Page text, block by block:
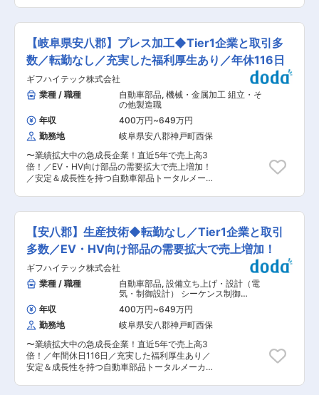
バラシの図面から担当して経験を積み、長期的に
構想設計をお任せする予定です。 （入社時のご経
験によってはすぐに構想設計をお任せする場合も
あります） ※経験に合わせて、構想設計レベルの
社員3名がスキルアップサポートを行います。 ■
具体的には： ・技術営業が顧客先の技術部門と打
ち合わせた要望に基づき、図面の設計を行いま
す。 ・状況に応じて。技術営業と一緒に顧客先と
打ち合わせ、技術者同士で提案やすり合わせを行
うケースもあります。 ■使用ツール： Auto
CAD、iCAD ■当ポジションの魅力： 【同じもの
は1つもない、飽きないものづくり】 当社が手掛
ける専用設備機械は2つとして同じものはなく、
顧客要望に沿った完全フルカスタマイズです。
様々な機械に携わるチャンスがあり、常に、営
業、設計、製造の各部署と連携して、世の中に1
げる取り組みを実施中】 景気に左右される賞与の
割合を減らし、基本給を上げる取り組みにより昨
年度より実施しており、給与水準を高めるように
努めています。 ■組織： 設計担当は10名です。
変更の範囲：会社の定める業務
【岐阜県安八郡】プレス加工◆Tier1企業と取引多
数／転勤なし／充実した福利厚生あり／年休116日
ギフハイテック株式会社
業種 / 職種
自動車部品, 機械・金属加工 組立・そ
の他製造職
年収
400万円~649万円
勤務地
岐阜県安八郡神戸町西保
〜業績拡大中の急成長企業！直近5年で売上高3
倍！／EV・HV向け部品の需要拡大で売上増加！
／安定＆成長性を持つ自動車部品トータルメーカ
します。 金型や設備に触れながら、ものづくりの
中核を担う重要なポジションです。 ＜ 主な業務
内容 ＞ ・金型の段替え（交換） ・プレス設備
の操作 ・設備メンテナンス ・生産数や進捗の確
認 ＼ 当社で働く3つの魅力 ／ ◆スキルアップ
が可能 一貫生産を行うトータルメーカーでは「も
のづくり」に関わる多種多様な経験ができます。
最新の機械の導入も早く学ぶ環境も充実していま
す。 ◆頑張りが認められる評価制度 「功労賞」
など自分のがんばりを認められる場がたくさんご
ざいます！勤続年数に関わらず、仕事の頑張りが
すぐに評価に繋がります。 ◆仲間の存在を感じれ
る職場環境 社員インタビューやコラム記事を発信
している社内報やサークル活動、ありがとうプロ
ジェクトを通して、話しやすい職場の雰囲気作り
を心掛けています。他部署同士でのコミュニケー
【安八郡】生産技術◆転勤なし／Tier1企業と取引
多数／EV・HV向け部品の需要拡大で売上増加！
ギフハイテック株式会社
業種 / 職種
自動車部品, 設備立ち上げ・設計（電
気・制御設計） シーケンス制御
（PLC・シーケンス・ラダー）
年収 400万円~649万円
勤務地
岐阜県安八郡神戸町西保
〜業績拡大中の急成長企業！直近5年で売上高3
倍！／年間休日116日／充実した福利厚生あり／
安定＆成長性を持つ自動車部品トータルメーカー